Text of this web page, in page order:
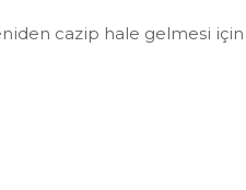
cazip hale gelmesi için